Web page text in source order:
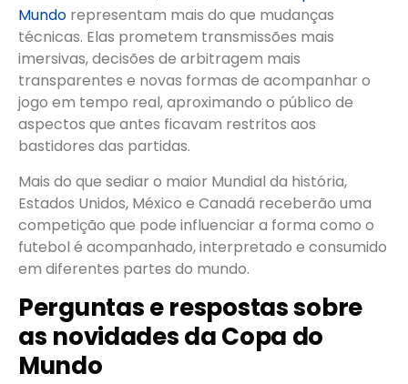
Mundo representam mais do que mudanças
técnicas. Elas prometem transmissões mais
imersivas, decisões de arbitragem mais
transparentes e novas formas de acompanhar o
jogo em tempo real, aproximando o público de
aspectos que antes ficavam restritos aos
bastidores das partidas.
Mais do que sediar o maior Mundial da história,
Estados Unidos, México e Canadá receberão uma
competição que pode influenciar a forma como o
futebol é acompanhado, interpretado e consumido
em diferentes partes do mundo.
Perguntas e respostas sobre
as novidades da Copa do
Mundo